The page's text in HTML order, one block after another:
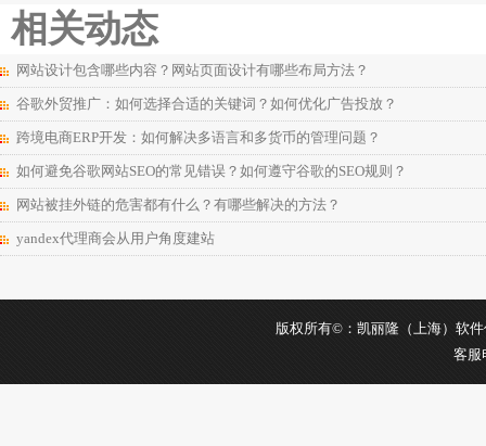
相关动态
网站设计包含哪些内容？网站页面设计有哪些布局方法？
谷歌外贸推广：如何选择合适的关键词？如何优化广告投放？
跨境电商ERP开发：如何解决多语言和多货币的管理问题？
如何避免谷歌网站SEO的常见错误？如何遵守谷歌的SEO规则？
网站被挂外链的危害都有什么？有哪些解决的方法？
yandex代理商会从用户角度建站
版权所有©：凯丽隆（上海）软
客服